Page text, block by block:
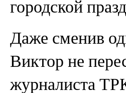
городской
Даже сменив
Виктор не
журналиста